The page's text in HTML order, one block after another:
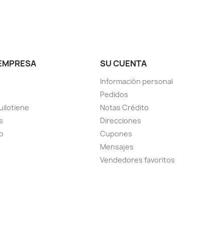
SU CUENTA
Información personal
Pedidos
Notas Crédito
Direcciones
Cupones
Mensajes
Vendedores favoritos